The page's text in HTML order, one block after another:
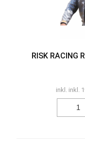
RISK RACING
inkl. inkl.